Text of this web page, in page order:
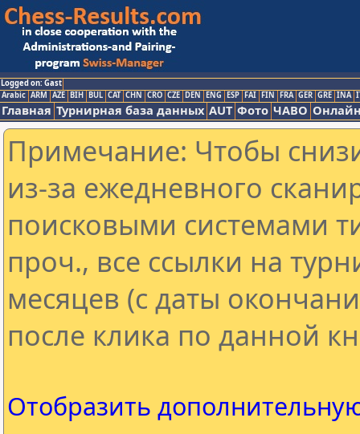
Logged on: Gast
Arabic ARM AZE BIH BUL CAT CHN CRO CZE DEN ENG ESP FAI FIN FRA GER GRE INA
Главная Турнирная база данных AUT Фото ЧАВО
Примечание: Чтобы
из-за ежедневного
поисковыми системами
проч., все ссылки на
месяцев (с даты
после клика по данной
Отобразить